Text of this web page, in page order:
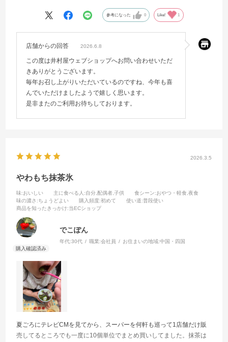
なんと言っても、この抹茶。これが、他社にはない本格的な香りなの
です。後味までもがしっかりと、爽やかな抹茶で、気持ちも浄化され
たような満足感に満たされます。他の抹茶アイスと是非食べ比べてみ
てください。違いがわかります。他の抹茶アイスは、色や味は抹茶だ
けれど、抹茶の持つ洗練された風味が足りない。何より、甘さに負け
井村屋さんは、あんこに自信があるのだと思います。だからこそ、本
格的な抹茶をぶつけても、あんこの味や風味は決して負けない。むし
ろ、お互いを引き立て合う。その自信に裏打ちされたのが、この商品
出来れば通年売って欲しい。抹茶好きで、このやわもちを知らない方
参考になった 0 Like! 1
店舗からの回答 2026.6.8
この度は井村屋ウェブショップへお問い合わせいただ
きありがとうございます。
毎年お召し上がりいただいているのですね、今年も喜
んでいただけましたようで嬉しく思います。
是非またのご利用お待ちしております。
2026.3.5
やわもち抹茶氷
味:おいしい 主に食べる人 :自分,配偶者,子供 食シーン:おやつ・軽食,夜食
味の濃さ :ちょうどよい 購入頻度:初めて 使い道:普段使い
商品を知ったきっかけ:当ECショップ
でこぽん
年代:30代 職業:会社員 お住まいの地域:中国・四国
夏ごろにテレビCMを見てから、スーパーを何軒も巡って1店舗だけ販
売してるところでも一度に10個単位でまとめ買いしてました。抹茶は